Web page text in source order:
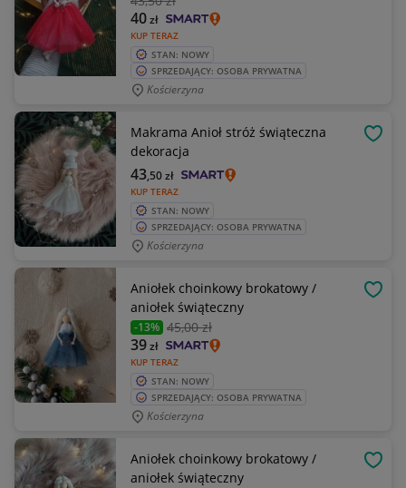
KUP TERAZ
40zł
STAN: NOWY
SPRZEDAJĄCY: OSOBA PRYWATNA
Kościerzyna
Makrama Anioł stróż świąteczna
dekoracja
KUP TERAZ
43,50zł
STAN: NOWY
SPRZEDAJĄCY: OSOBA PRYWATNA
Kościerzyna
Aniołek choinkowy brokatowy /
aniołek świąteczny
-13% 45,00 zł
KUP TERAZ
39zł
STAN: NOWY
SPRZEDAJĄCY: OSOBA PRYWATNA
Kościerzyna
Aniołek choinkowy brokatowy /
aniołek świąteczny